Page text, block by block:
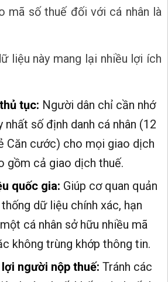
mã số thuế đối với cá nhân là
liệu này mang lại nhiều lợi ích
tục: Người dân chỉ cần nhớ
nhất số định danh cá nhân (12
Căn cước) cho mọi giao dịch
gồm cả giao dịch thuế.
quốc gia: Giúp cơ quan quản
dữ liệu chính xác, hạn
cá nhân sở hữu nhiều mã
không trùng khớp thông tin.
người nộp thuế: Tránh các